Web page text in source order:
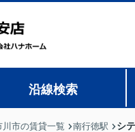
沿線検索
川市の賃貸一覧 南行徳駅 シ